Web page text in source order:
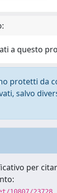
a questo
protetti da
salvo
per